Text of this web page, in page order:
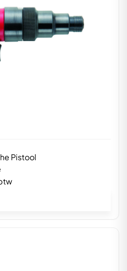
Pistool